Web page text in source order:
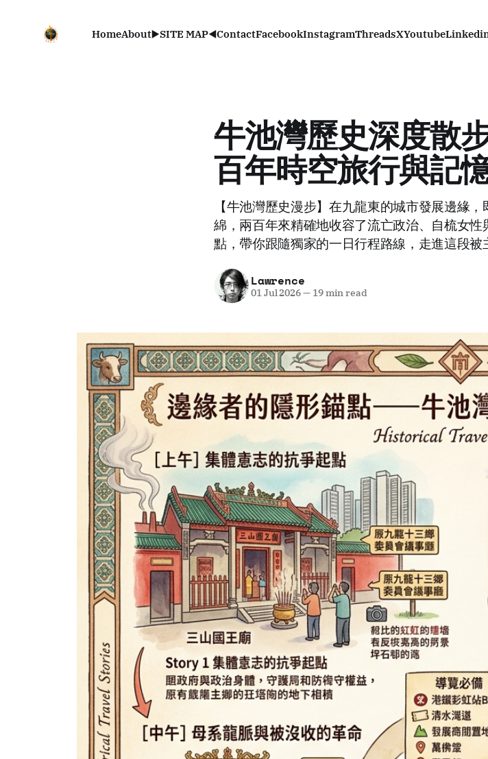
HomeAbout▶️SITE MAP◀️ContactFacebookInstagramThreadsXYoutube
牛池灣歷史深度散
百年時空旅行與記
【牛池灣歷史漫步】在九龍東的城市發展邊緣
綿，兩百年來精確地收容了流亡政治、自梳女
點，帶你跟隨獨家的一日行程路線，走進這段被
Lawrence
01 Jul 2026—19 min read